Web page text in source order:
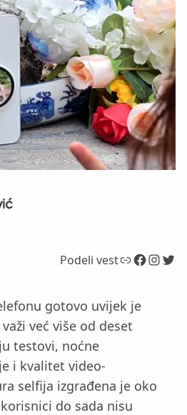
Podeli vestLink Facebook InstagramTwitter
gotovo uvijek je
već više od deset
testovi, noćne
i kvalitet video-
selfija izgrađena je oko
do sada nisu